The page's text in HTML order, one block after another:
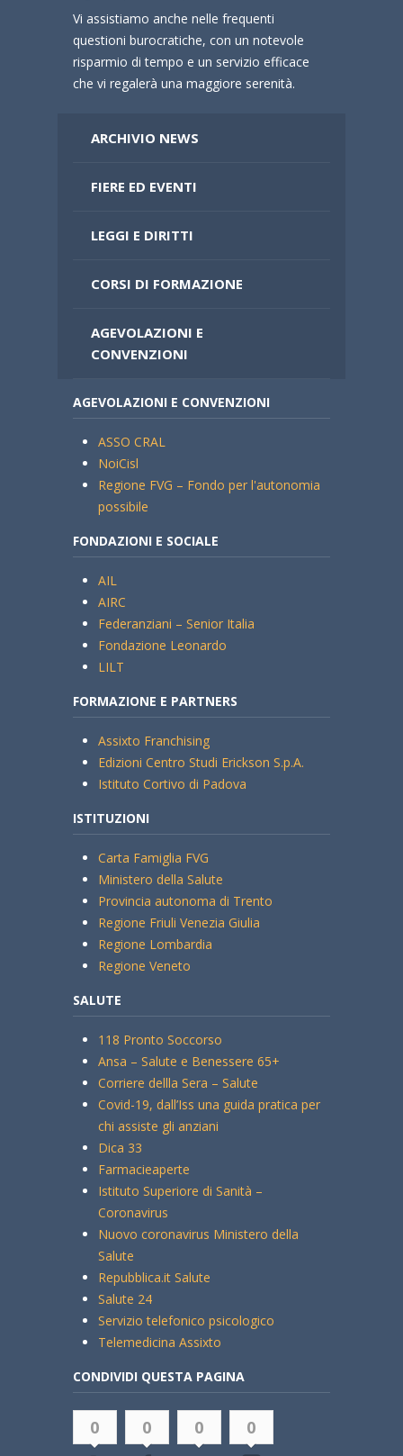
Vi assistiamo anche nelle frequenti
questioni burocratiche, con un notevole
risparmio di tempo e un servizio efficace
che vi regalerà una maggiore serenità.
ARCHIVIO NEWS
FIERE ED EVENTI
LEGGI E DIRITTI
CORSI DI FORMAZIONE
AGEVOLAZIONI E
CONVENZIONI
AGEVOLAZIONI E CONVENZIONI
ASSO CRAL
NoiCisl
Regione FVG – Fondo per l'autonomia
possibile
FONDAZIONI E SOCIALE
AIL
AIRC
Federanziani – Senior Italia
Fondazione Leonardo
LILT
FORMAZIONE E PARTNERS
Assixto Franchising
Edizioni Centro Studi Erickson S.p.A.
Istituto Cortivo di Padova
ISTITUZIONI
Carta Famiglia FVG
Ministero della Salute
Provincia autonoma di Trento
Regione Friuli Venezia Giulia
Regione Lombardia
Regione Veneto
SALUTE
118 Pronto Soccorso
Ansa – Salute e Benessere 65+
Corriere dellla Sera – Salute
Covid-19, dall’Iss una guida pratica per
chi assiste gli anziani
Dica 33
Farmacieaperte
Istituto Superiore di Sanità –
Coronavirus
Nuovo coronavirus Ministero della
Salute
Repubblica.it Salute
Salute 24
Servizio telefonico psicologico
Telemedicina Assixto
CONDIVIDI QUESTA PAGINA
0 0 0 0